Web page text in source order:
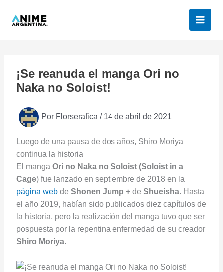
¡Se reanuda el manga Ori no
Naka no Soloist!
Por Florserafica / 14 de abril de 2021
Luego de una pausa de dos años, Shiro Moriya
continua la historia
El manga Ori no Naka no Soloist (Soloist in a
Cage) fue lanzado en septiembre de 2018 en la
página web de Shonen Jump +de Shueisha. Hasta
el año 2019, habían sido publicados diez capítulos de
la historia, pero la realización del manga tuvo que ser
pospuesta por la repentina enfermedad de su creador
Shiro Moriya.